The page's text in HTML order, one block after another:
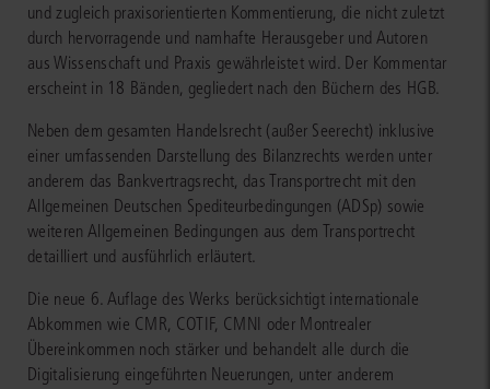
und zugleich praxisorientierten Kommentierung, die nicht zuletzt
durch hervorragende und namhafte Herausgeber und Autoren
aus Wissenschaft und Praxis gewährleistet wird. Der Kommentar
erscheint in 18 Bänden, gegliedert nach den Büchern des HGB.
Neben dem gesamten Handelsrecht (außer Seerecht) inklusive
einer umfassenden Darstellung des Bilanzrechts werden unter
anderem das Bankvertragsrecht, das Transportrecht mit den
Allgemeinen Deutschen Spediteurbedingungen (ADSp) sowie
weiteren Allgemeinen Bedingungen aus dem Transportrecht
detailliert und ausführlich erläutert.
Die neue 6. Auflage des Werks berücksichtigt internationale
Abkommen wie CMR, COTIF, CMNI oder Montrealer
Übereinkommen noch stärker und behandelt alle durch die
Digitalisierung eingeführten Neuerungen, unter anderem